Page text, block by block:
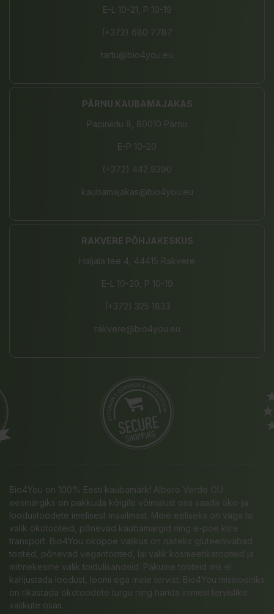
E-L 10-21, P 10-19
(+372) 680 7787
tartu@bio4you.eu
PÄRNU KAUBAMAJAKAS
Papiniidu 8, 80010 Pärnu
E-P 10-20
(+372) 442 9390
kaubamajakas@bio4you.eu
RAKVERE PÕHJAKESKUS
Haljala tee 4, 44415 Rakvere
E-L 10-20, P 10-19
(+372) 325 1833
rakvere@bio4you.eu
Bio4You on 100% Eesti kaubamärk! Albero Verde OÜ
eesmärgiks on pakkuda kõigile võimalust osa saada öko-ja
loodustoodete imelisest maailmast. Meie eeliseks on väga lai
valik ökotooteid, põnevad kaubamärgid ning e-poe kiire
transport. Bio4You ökopoe valikus on näiteks gluteenivabad
tooted, põnevad vegantooted, lai valik kosmeetikatooteid ja
mitmekesine valik toidulisandeid. Pakume tooteid mis ei
kahjustada loodust, loomi ega meie tervist. Bio4You missiooniks
on rikastada ökotoodete turgu ning harida inimesi tervislike
valikute osas.